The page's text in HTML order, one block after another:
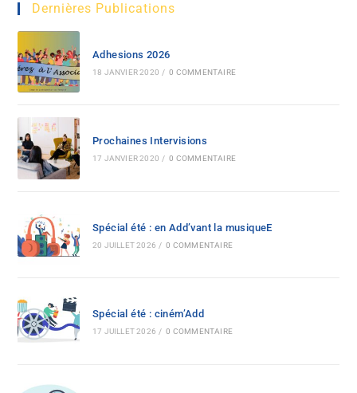
Dernières Publications
Adhesions 2026
18 JANVIER 2020 / 0 COMMENTAIRE
Prochaines Intervisions
17 JANVIER 2020 / 0 COMMENTAIRE
Spécial été : en Add’vant la musiqueE
20 JUILLET 2026 / 0 COMMENTAIRE
Spécial été : ciném’Add
17 JUILLET 2026 / 0 COMMENTAIRE